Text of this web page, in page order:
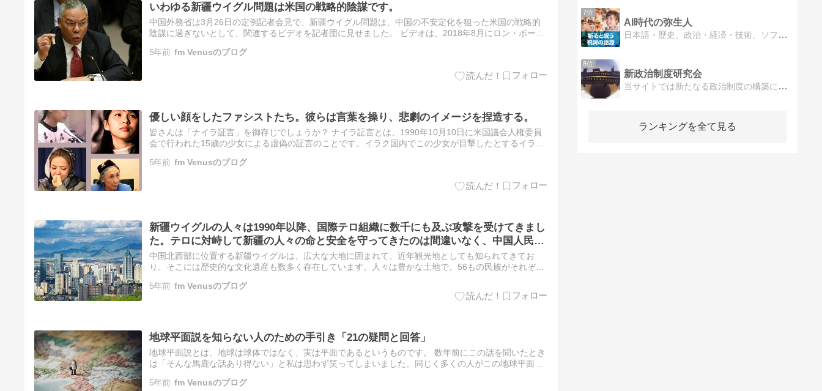
いわゆる新疆ウイグル問題は米国の戦略的陰謀です。
中国外務省は3月26日の定例記者会見で、新疆ウイグル問題は、中国の不安定化を狙った米国の戦略的
陰謀に過ぎないとして、関連するビデオを記者団に見せました。 ビデオは、2018年8月にロン・ポール
5年前 fm Venusのブログ
優しい顔をしたファシストたち。彼らは言葉を操り、悲劇のイメージを捏造する。
皆さんは「ナイラ証言」を御存じでしょうか？ ナイラ証言とは、1990年10月10日に米国議会人権委員
会で行われた15歳の少女による虚偽の証言のことです。イラク国内でこの少女が目撃したとするイラク
5年前 fm Venusのブログ
新疆ウイグルの人々は1990年以降、国際テロ組織に数千にも及ぶ攻撃を受けてきまし
た。テロに対峙して新疆の人々の命と安全を守ってきたのは間違いなく、中国人民解
放軍です。
中国北西部に位置する新疆ウイグルは、広大な大地に囲まれて、近年観光地としても知られてきてお
り、そこには歴史的な文化遺産も数多く存在しています。人々は豊かな土地で、56もの民族がそれぞれ
で…
5年前 fm Venusのブログ
地球平面説を知らない人のための手引き「21の疑問と回答」
地球平面説とは、地球は球体ではなく、実は平面であるというものです。 数年前にこの話を聞いたとき
は「そんな馬鹿な話あり得ない」と私は思わず笑ってしまいました。同じく多くの人がこの地球平面説
が…
5年前 fm Venusのブログ
7位
AI時代の弥生人
日本語・歴史、政治・経済・技術、ソフトウェア・・・、今の日本にとってとても大切な、古いもの、新しいものを、心のおもむくままに深掘りします。
8位
新政治制度研究会
当サイトでは新たなる政治制度の構築による社会改革を目指します。主な理論としては新刑法「更生刑期の理論」、新選挙制度「選挙区のくじ引き制度」です。
ランキングを全て見る